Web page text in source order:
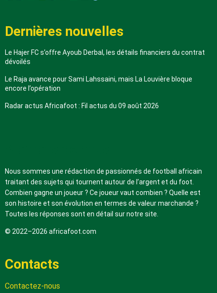
Dernières nouvelles
Le Hajer FC s’offre Ayoub Derbal, les détails financiers du contrat
dévoilés
Le Raja avance pour Sami Lahssaini, mais La Louvière bloque
encore l’opération
Radar actus Africafoot : Fil actus du 09 août 2026
Nous sommes une rédaction de passionnés de football africain
traitant des sujets qui tournent autour de l’argent et du foot.
Combien gagne un joueur ? Ce joueur vaut combien ? Quelle est
son histoire et son évolution en termes de valeur marchande ?
Toutes les réponses sont en détail sur notre site.
© 2022–2026 africafoot.com
Contacts
Contactez-nous